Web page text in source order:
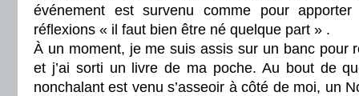
événement est survenu comme pour
réflexions « il faut bien être né quelque part » .
À un moment, je me suis assis sur un banc pour
et j’ai sorti un livre de ma poche. Au bout de
nonchalant est venu s’asseoir à côté de moi, un